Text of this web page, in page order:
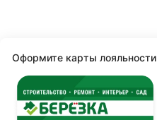
Оформите карты лояльности